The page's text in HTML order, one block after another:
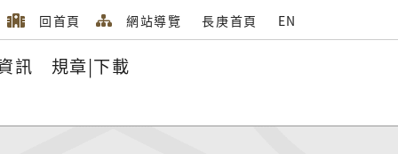
回首頁 網站導覽 長庚首頁 EN
訊 規章|下載